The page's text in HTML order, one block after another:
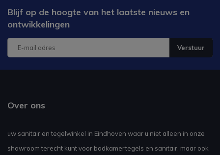
Blijf op de hoogte van het laatste nieuws en
ontwikkelingen
Verstuur
Over ons
uw sanitair en tegelwinkel in Eindhoven waar u niet alleen in onze
showroom terecht kunt voor badkamertegels en sanitair, maar ook